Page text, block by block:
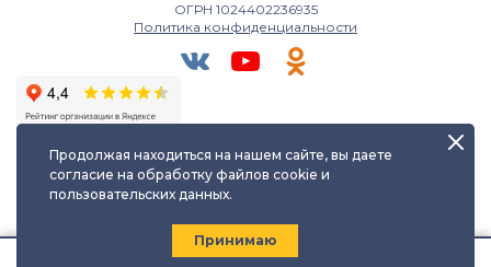
ОГРН 1024402236935
Политика конфиденциальности
Любое использование либо копирование материалов сайта
kayuf.ru| © КаЮФ , 2013-2026
Продолжая находиться на нашем сайте, вы даете
согласие на обработку файлов cookie и
пользовательских данных.
Принимаю